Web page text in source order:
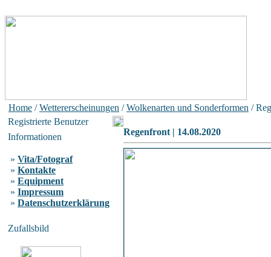
Home /Wettererscheinungen /Wolkenarten und Sonderformen /
Registrierte Benutzer
Informationen
» Vita/Fotograf
» Kontakte
» Equipment
» Impressum
» Datenschutzerklärung
Zufallsbild
Regenfront | 14.08.2020